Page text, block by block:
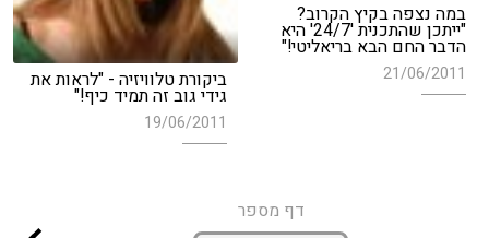
במה נצפה בקיץ הקרוב?
"ייתכן שהתכנית '24/7' היא
הדבר החם הבא בריאליטי!"
21/06/2011 ביקורת טלוויזיה - "לראות את
גידי גוב זה תמיד כיף!"
19/06/2011
דף מספר